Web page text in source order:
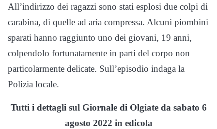
All’indirizzo dei ragazzi sono stati esplosi due colpi di
carabina, di quelle ad aria compressa. Alcuni piombini
sparati hanno raggiunto uno dei giovani, 19 anni,
colpendolo fortunatamente in parti del corpo non
particolarmente delicate. Sull’episodio indaga la
Polizia locale.
Tutti i dettagli sul Giornale di Olgiate da sabato 6
agosto 2022 in edicola